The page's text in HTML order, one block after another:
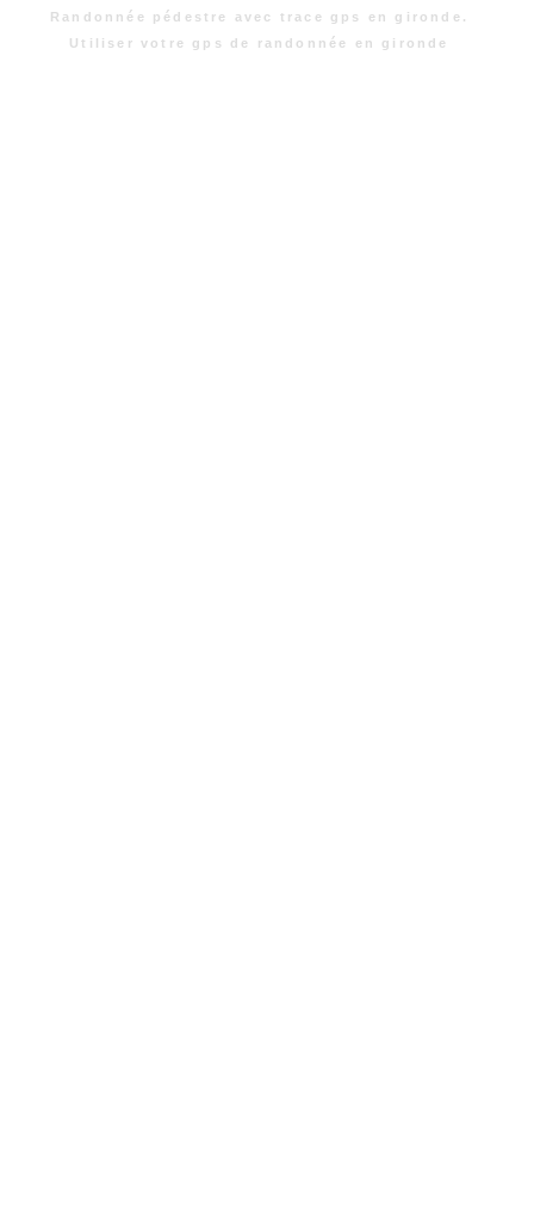
Randonnée pédestre avec trace gps en gironde.
Utiliser votre gps de randonnée en gironde